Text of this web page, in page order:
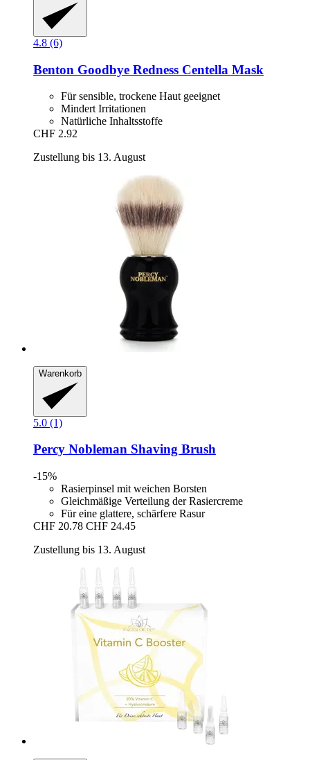
4.8 (6)
Benton Goodbye Redness Centella Mask
Für sensible, trockene Haut geeignet
Mindert Irritationen
Natürliche Inhaltsstoffe
CHF 2.92
Zustellung bis 13. August
Warenkorb
5.0 (1)
Percy Nobleman Shaving Brush
-15%
Rasierpinsel mit weichen Borsten
Gleichmäßige Verteilung der Rasiercreme
Für eine glattere, schärfere Rasur
CHF 20.78 CHF 24.45
Zustellung bis 13. August